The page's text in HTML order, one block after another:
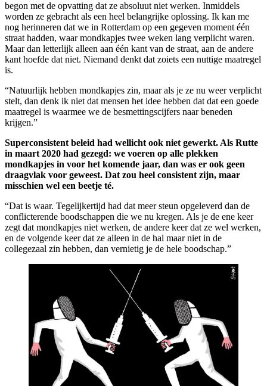
begon met de opvatting dat ze absoluut niet werken. Inmiddels
worden ze gebracht als een heel belangrijke oplossing. Ik kan me
nog herinneren dat we in Rotterdam op een gegeven moment één
straat hadden, waar mondkapjes twee weken lang verplicht waren.
Maar dan letterlijk alleen aan één kant van de straat, aan de andere
kant hoefde dat niet. Niemand denkt dat zoiets een nuttige maatregel
is.
“Natuurlijk hebben mondkapjes zin, maar als je ze nu weer verplicht
stelt, dan denk ik niet dat mensen het idee hebben dat dat een goede
maatregel is waarmee we de besmettingscijfers naar beneden
krijgen.”
Superconsistent beleid had wellicht ook niet gewerkt. Als Rutte
in maart 2020 had gezegd: we voeren op alle plekken
mondkapjes in voor het komende jaar, dan was er ook geen
draagvlak voor geweest. Dat zou heel consistent zijn, maar
misschien wel een beetje té.
“Dat is waar. Tegelijkertijd had dat meer steun opgeleverd dan de
conflicterende boodschappen die we nu kregen. Als je de ene keer
zegt dat mondkapjes niet werken, de andere keer dat ze wel werken,
en de volgende keer dat ze alleen in de hal maar niet in de
collegezaal zin hebben, dan vernietig je de hele boodschap.”